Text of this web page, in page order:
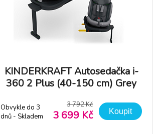
KINDERKRAFT Autosedačka i-
360 2 Plus (40-150 cm) Grey
Obvykle do 3
dnů - Skladem
3 792 Kč
3 699 Kč Koupit